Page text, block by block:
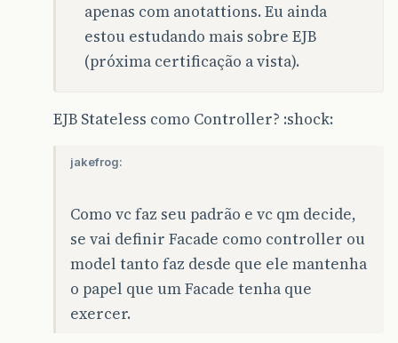
apenas com anotattions. Eu ainda
estou estudando mais sobre EJB
(próxima certificação a vista).
EJB Stateless como Controller? :shock:
jakefrog:
Como vc faz seu padrão e vc qm decide,
se vai definir Facade como controller ou
model tanto faz desde que ele mantenha
o papel que um Facade tenha que
exercer.